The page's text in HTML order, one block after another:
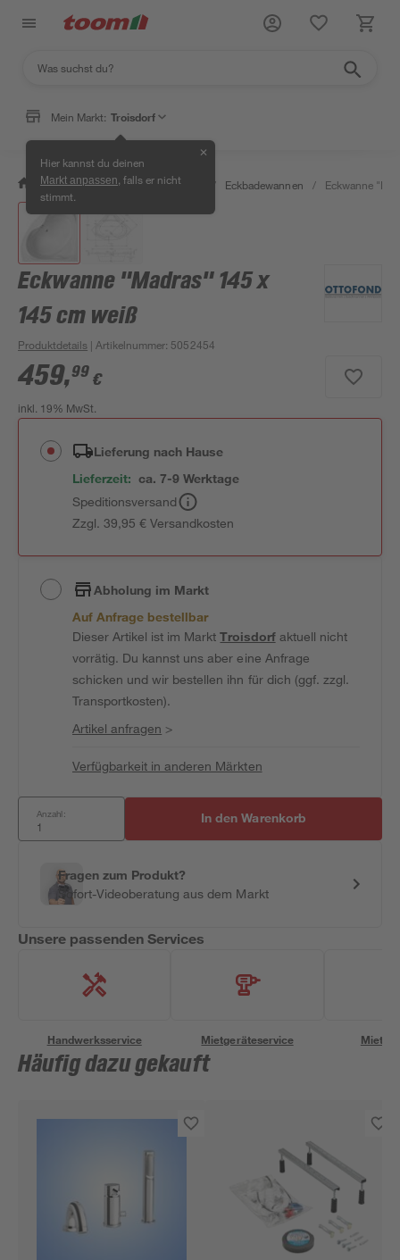
Mein Markt: Troisdorf
Hier kannst du deinen
Markt anpassen , falls er nicht
stimmt.
✕
/ Bad & Sanitär / Badewannen / Eckbadewannen / Eckwanne
Eckwanne "Madras" 145 x
145 cm weiß
Produktdetails | Artikelnummer: 5052454
459,99 €
inkl. 19% MwSt.
Lieferung nach Hause
Lieferzeit: ca. 7-9 Werktage
Speditionsversand
Zzgl. 39,95 € Versandkosten
Abholung im Markt
Auf Anfrage bestellbar
Dieser Artikel ist im MarktTroisdorfaktuell nicht
vorrätig. Du kannst uns aber eine Anfrage
schicken und wir bestellen ihn für dich (ggf. zzgl.
Transportkosten).
Artikel anfragen >
Verfügbarkeit in anderen Märkten
Anzahl: In den Warenkorb
Fragen zum Produkt?
Sofort-Videoberatung aus dem Markt
Unsere passenden Services
Handwerksservice Mietgeräteservice
Häufig dazu gekauft